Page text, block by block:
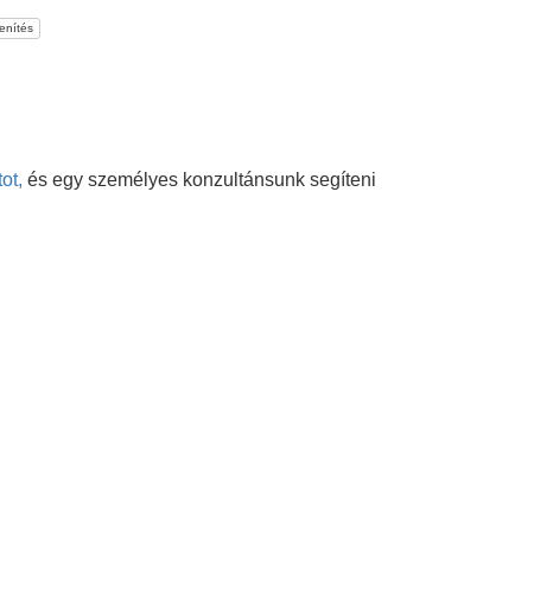
és egy személyes konzultánsunk segíteni